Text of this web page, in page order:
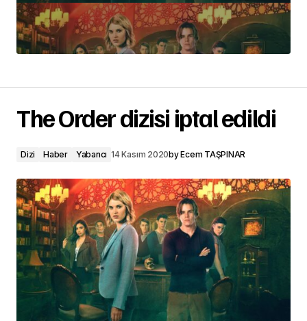
The Order dizisi iptal edildi
Dizi Haber Yabancı 14 Kasım 2020byEcem TAŞPINAR